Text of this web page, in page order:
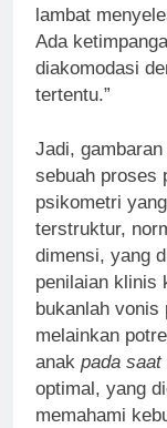
lambat
Ada
diakomodasi
tertentu.”
Jadi,
sebuah proses
psikometri
terstruktur,
dimensi, yang
penilaian klinis
bukanlah vonis
melainkan
anak pada saat
optimal, yang
memahami